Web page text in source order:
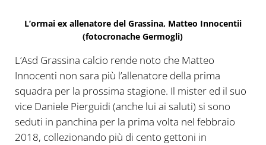
L’ormai ex allenatore del Grassina, Matteo Innocentii
(fotocronache Germogli)
L’Asd Grassina calcio rende noto che Matteo
Innocenti non sara più l’allenatore della prima
squadra per la prossima stagione. Il mister ed il suo
vice Daniele Pierguidi (anche lui ai saluti) si sono
seduti in panchina per la prima volta nel febbraio
2018, collezionando più di cento gettoni in